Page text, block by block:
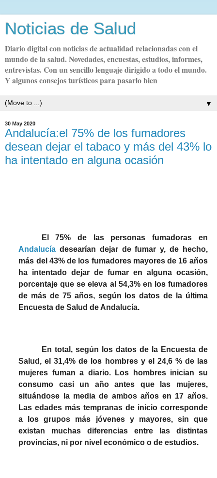
Noticias de Salud
Diario digital con noticias de actualidad relacionadas con el
mundo de la salud. Novedades, encuestas, estudios, informes,
entrevistas. Con un sencillo lenguaje dirigido a todo el mundo.
Y algunos consejos turísticos para pasarlo bien
▼
30 May 2020
Andalucía:el 75% de los fumadores
desean dejar el tabaco y más del 43% lo
ha intentado en alguna ocasión
El 75% de las personas fumadoras en
Andalucíadesearían dejar de fumar y, de hecho,
más del 43% de los fumadores mayores de 16 años
ha intentado dejar de fumar en alguna ocasión,
porcentaje que se eleva al 54,3% en los fumadores
de más de 75 años, según los datos de la última
Encuesta de Salud de Andalucía.
En total, según los datos de la Encuesta de
Salud, el 31,4% de los hombres y el 24,6 % de las
mujeres fuman a diario. Los hombres inician su
consumo casi un año antes que las mujeres,
situándose la media de ambos años en 17 años.
Las edades más tempranas de inicio corresponde
a los grupos más jóvenes y mayores, sin que
existan muchas diferencias entre las distintas
provincias, ni por nivel económico o de estudios.